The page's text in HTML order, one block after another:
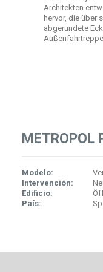
Architekten
hervor, die über
abgerundete
METROPOL
Modelo:
Intervención:
Edificio:
País: